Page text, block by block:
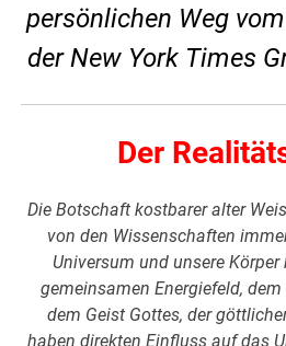
persönlichen Weg
der New York Times
Der
Die Botschaft kostbarer alter
von den Wissenschaften
Universum und unsere
gemeinsamen Energiefeld,
dem Geist Gottes, der
haben direkten Einfluss auf das